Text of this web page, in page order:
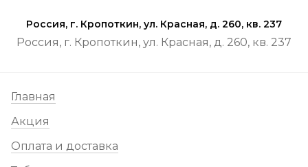
Главная
Акция
Оплата и доставка
Россия, г. Кропоткин, ул. Красная, д. 260, кв. 237
Россия, г. Кропоткин, ул. Красная, д. 260, кв. 237